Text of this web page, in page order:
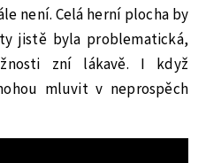
není. Celá herní plocha by
jistě byla problematická,
zní lákavě. I když
mluvit v neprospěch